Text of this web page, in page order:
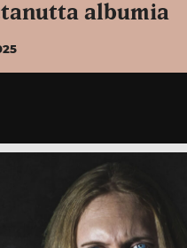
albumia